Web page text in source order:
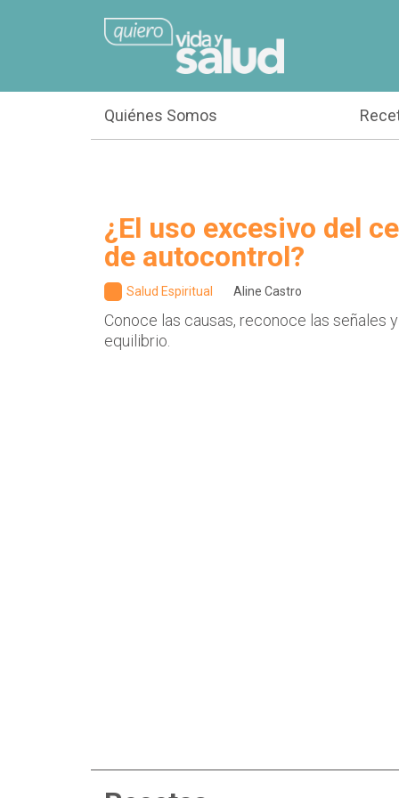
Quiénes Somos
¿El uso excesivo del
de autocontrol?
Salud Espiritual Aline Castro
Conoce las causas, reconoce las señales
equilibrio.